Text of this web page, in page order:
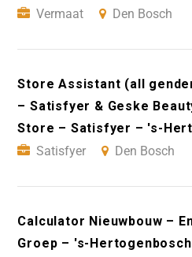
Vermaat
Den Bosch
Store Assistant (all
– Satisfyer & Geske
Store – Satisfyer – 's-
Satisfyer
Den Bosch
Calculator Nieuwbouw –
Groep – 's-Hertogenbosch